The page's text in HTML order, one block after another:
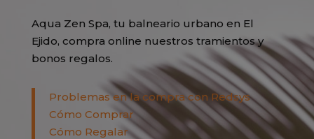
Aqua Zen Spa, tu balneario urbano en El
Ejido, compra online nuestros tramientos y
bonos regalos.
Problemas en la compra con Redsys
Cómo Comprar
Cómo Regalar